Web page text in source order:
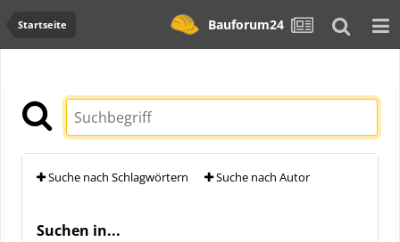
Startseite Bauforum24
Suche nach Schlagwörtern Suche nach Autor
Suchen in...